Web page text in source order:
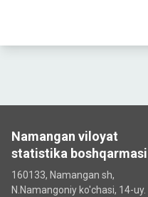
Namangan viloyat
statistika boshqarmasi
160133, Namangan sh,
N.Namangoniy ko'chasi, 14-uy.